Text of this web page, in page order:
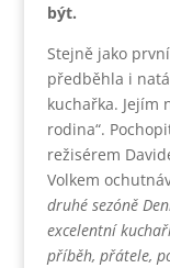
být.
Stejně jako
předběhla i
kuchařka. Jejím
rodina“.
režisérem
Volkem
druhé sezóně
excelentní
příběh, přátele,